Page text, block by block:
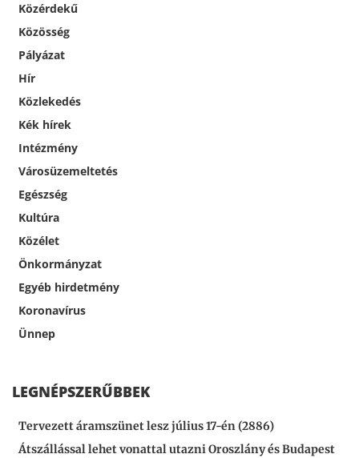
Közérdekű
Közösség
Pályázat
Hír
Közlekedés
Kék hírek
Intézmény
Városüzemeltetés
Egészség
Kultúra
Közélet
Önkormányzat
Egyéb hirdetmény
Koronavírus
Ünnep
LEGNÉPSZERŰBBEK
Tervezett áramszünet lesz július 17-én (2886)
Átszállással lehet vonattal utazni Oroszlány és Budapest